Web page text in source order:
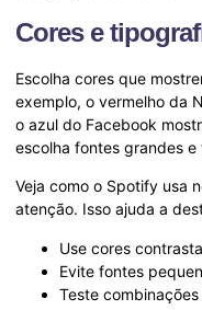
Cores e
Escolha cores que
exemplo, o vermelho da
o azul do Facebook
escolha fontes grandes e
Veja como o Spotify usa
atenção. Isso ajuda a
Use cores
Evite fontes
Teste